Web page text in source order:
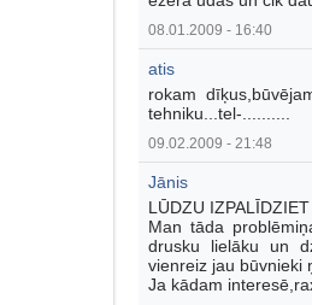
08.01.2009 - 16:40
atis
rokam
tehniku...tel-..........
09.02.2009 - 21:48
Jānis
LŪDZU IZPALĪDZIET
Man tāda
drusku lielāku un
vienreiz jau būvnieki
Ja kādam